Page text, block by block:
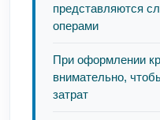
представляются
операми
При оформлении
внимательно,
затрат